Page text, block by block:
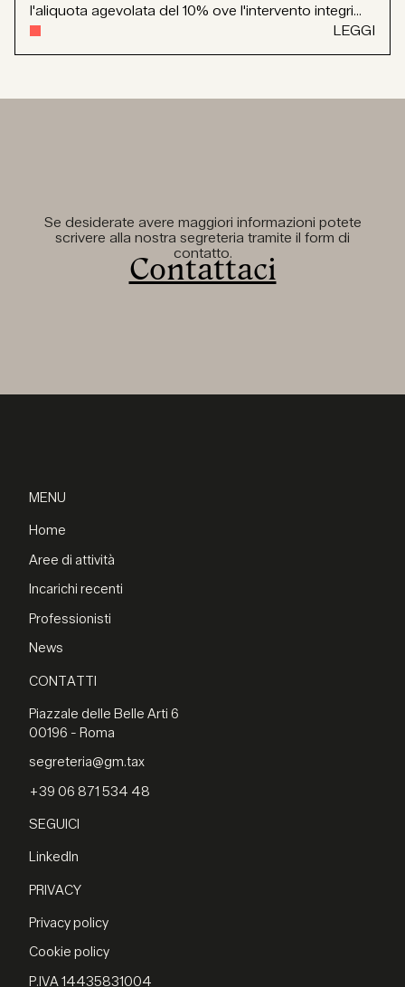
l'aliquota agevolata del 10% ove l'intervento integri...
LEGGI
Se desiderate avere maggiori informazioni potete
scrivere alla nostra segreteria tramite il form di
contatto.
Contattaci
MENU
Home
Aree di attività
Incarichi recenti
Professionisti
News
CONTATTI
Piazzale delle Belle Arti 6
00196 - Roma
segreteria@gm.tax
+39 06 871 534 48
SEGUICI
LinkedIn
PRIVACY
Privacy policy
Cookie policy
P.IVA 14435831004